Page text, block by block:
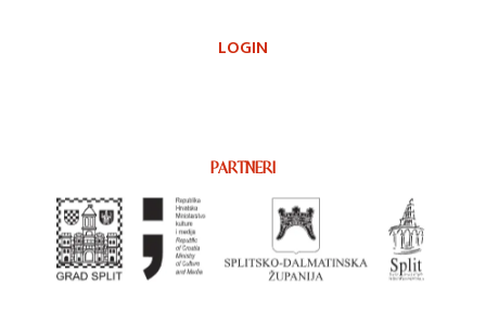
LOGIN
PARTNERI